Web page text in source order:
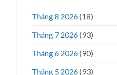
Tháng 8 2026(18)
Tháng 7 2026(93)
Tháng 6 2026(90)
Tháng 5 2026(93)